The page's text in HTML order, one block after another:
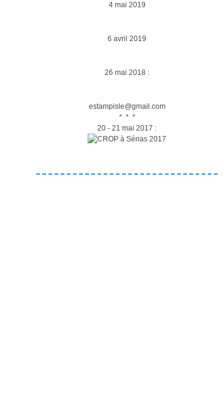
4 mai 2019
6 avril 2019
26 mai 2018 :
estampisle@gmail.com
* * *
20 - 21 mai 2017 :